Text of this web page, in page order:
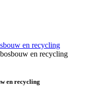
en recycling
en recycling